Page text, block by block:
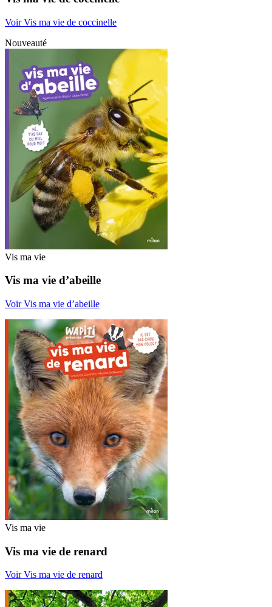
Voir Vis ma vie de coccinelle
Nouveauté
Vis ma vie
Vis ma vie d’abeille
Voir Vis ma vie d’abeille
Vis ma vie
Vis ma vie de renard
Voir Vis ma vie de renard